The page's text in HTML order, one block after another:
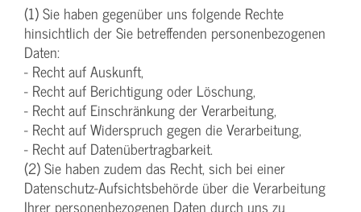
(1) Sie haben gegenüber uns folgende Rechte
hinsichtlich der Sie betreffenden personenbezogenen
Daten:
- Recht auf Auskunft,
- Recht auf Berichtigung oder Löschung,
- Recht auf Einschränkung der Verarbeitung,
- Recht auf Widerspruch gegen die Verarbeitung,
- Recht auf Datenübertragbarkeit.
(2) Sie haben zudem das Recht, sich bei einer
Datenschutz-Aufsichtsbehörde über die Verarbeitung
Ihrer personenbezogenen Daten durch uns zu